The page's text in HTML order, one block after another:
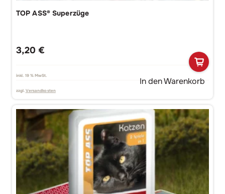
TOP ASS® Superzüge
3,20 €
inkl. 19 % MwSt.
zzgl. Versandkosten
In den Warenkorb